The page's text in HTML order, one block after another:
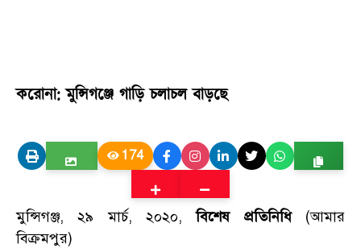
করোনা: মুন্সিগঞ্জে গাড়ি চলাচল বাড়ছে
174
মুন্সিগঞ্জ, ২৯ মার্চ, ২০২০,বিশেষ প্রতিনিধি (আমার
বিক্রমপুর)